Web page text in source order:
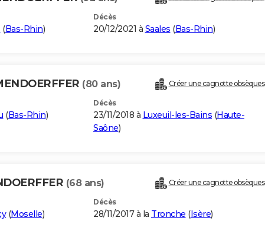
(Bas-Rhin)
Décès
20/12/2021 à Saales (Bas-Rhin)
(80 ans) Créer une cagnotte obsèques
(Bas-Rhin)
Décès
23/11/2018 à Luxeuil-les-Bains (Haute-
Saône)
(68 ans) Créer une cagnotte obsèques
(Moselle)
Décès
28/11/2017 à la Tronche (Isère)